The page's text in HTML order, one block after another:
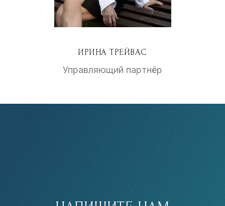
ИРИНА ТРЕЙВАС
Управляющий партнёр